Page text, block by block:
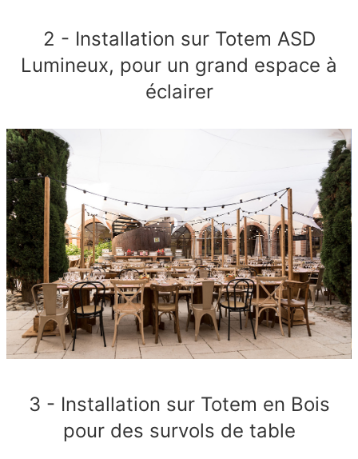
2 - Installation sur Totem ASD
Lumineux, pour un grand espace à
éclairer
3 - Installation sur Totem en Bois
pour des survols de table